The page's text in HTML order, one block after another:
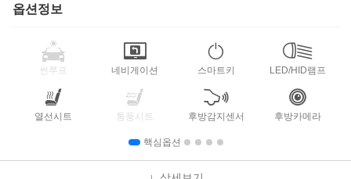
옵션정보
썬루프 네비게이션 스마트키 LED/HID램프
열선시트 통풍시트 후방감지센서 후방카메라
핵심옵션